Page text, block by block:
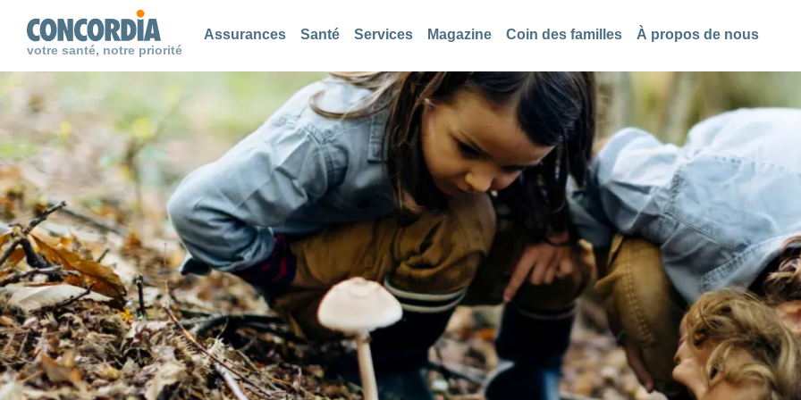
votre santé, notre priorité
Assurances Santé Services Magazine Coin des familles À propos de nous
Chercher
Chercher
Chercher